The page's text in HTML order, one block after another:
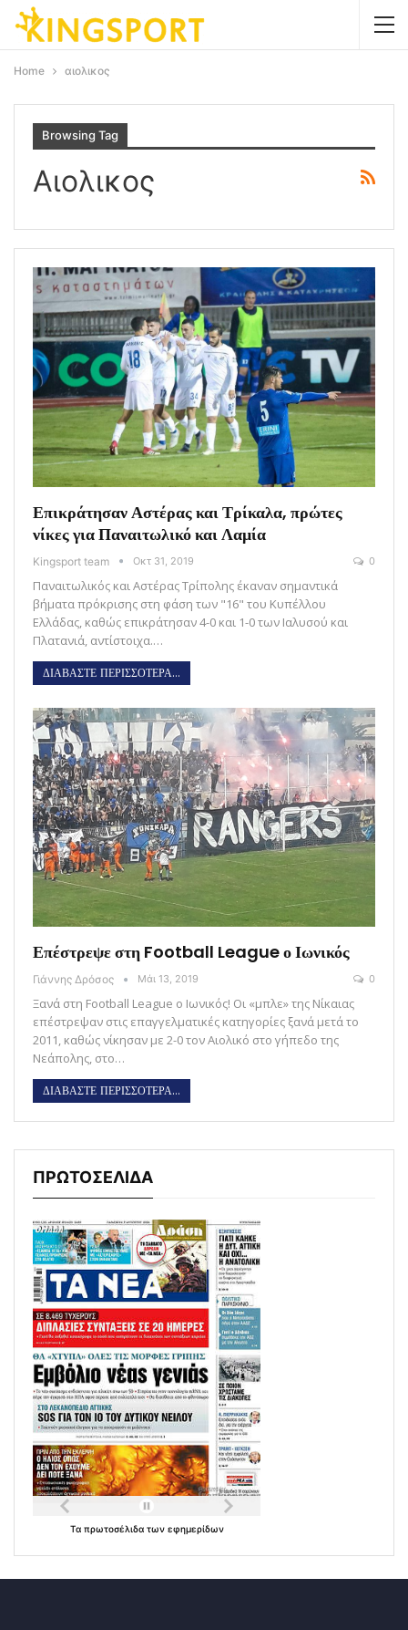
Home αιολικος
Browsing Tag
Αιολικος
Επικράτησαν Αστέρας και Τρίκαλα, πρώτες
νίκες για Παναιτωλικό και Λαμία
Kingsport team Οκτ 31, 2019 0
Παναιτωλικός και Αστέρας Τρίπολης έκαναν σημαντικά
βήματα πρόκρισης στη φάση των "16" του Κυπέλλου
Ελλάδας, καθώς επικράτησαν 4-0 και 1-0 των Ιαλυσού και
Πλατανιά, αντίστοιχα.…
ΔΙΑΒΑΣΤΕ ΠΕΡΙΣΣΟΤΕΡΑ...
Επέστρεψε στη Football League ο Ιωνικός
Γιάννης Δρόσος Μάι 13, 2019 0
Ξανά στη Football League ο Ιωνικός! Οι «μπλε» της Νίκαιας
επέστρεψαν στις επαγγελματικές κατηγορίες ξανά μετά το
2011, καθώς νίκησαν με 2-0 τον Αιολικό στο γήπεδο της
Νεάπολης, στο…
ΔΙΑΒΑΣΤΕ ΠΕΡΙΣΣΟΤΕΡΑ...
ΠΡΩΤΟΣΕΛΙΔΑ
Τα πρωτοσέλιδα των εφημερίδων